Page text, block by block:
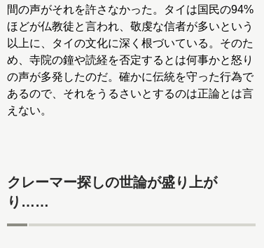
間の声がそれを許さなかった。タイは国民の94%
ほどが仏教徒と言われ、敬虔な信者が多いという
以上に、タイの文化に深く根づいている。そのた
め、寺院の鐘や読経を否定するとは何事かと怒り
の声が多発したのだ。確かに伝統を守った行為で
あるので、それをうるさいとするのは正論とは言
えない。
クレーマー探しの世論が盛り上が
り……